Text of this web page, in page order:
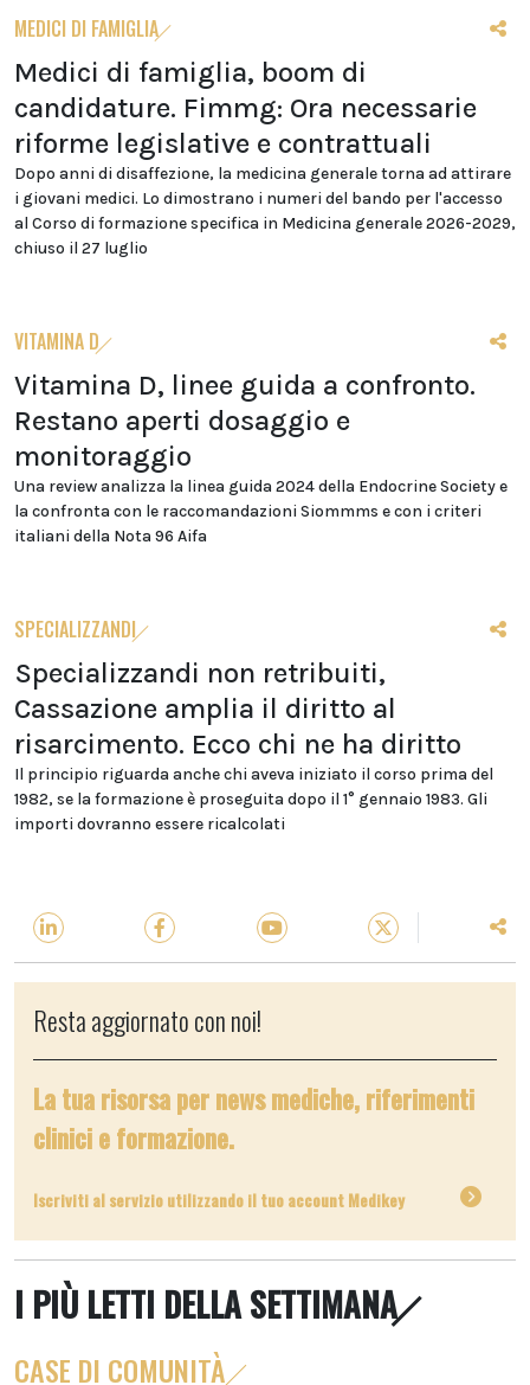
MEDICI DI FAMIGLIA
Medici di famiglia, boom di
candidature. Fimmg: Ora necessarie
riforme legislative e contrattuali
Dopo anni di disaffezione, la medicina generale torna ad attirare
i giovani medici. Lo dimostrano i numeri del bando per l'accesso
al Corso di formazione specifica in Medicina generale 2026-2029,
chiuso il 27 luglio
VITAMINA D
Vitamina D, linee guida a confronto.
Restano aperti dosaggio e
monitoraggio
Una review analizza la linea guida 2024 della Endocrine Society e
la confronta con le raccomandazioni Siommms e con i criteri
italiani della Nota 96 Aifa
SPECIALIZZANDI
Specializzandi non retribuiti,
Cassazione amplia il diritto al
risarcimento. Ecco chi ne ha diritto
Il principio riguarda anche chi aveva iniziato il corso prima del
1982, se la formazione è proseguita dopo il 1° gennaio 1983. Gli
importi dovranno essere ricalcolati
Resta aggiornato con noi!
La tua risorsa per news mediche, riferimenti
clinici e formazione.
Iscriviti al servizio utilizzando il tuo account Medikey
I PIÙ LETTI DELLA SETTIMANA
CASE DI COMUNITÀ